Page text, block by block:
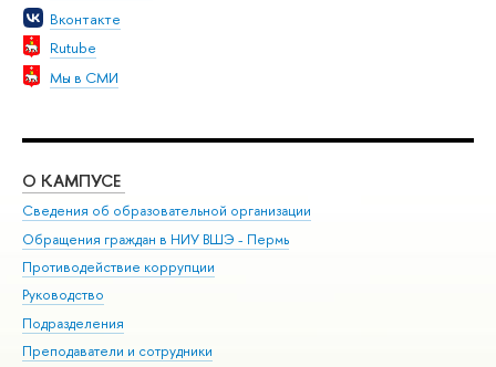
Вконтакте
Rutube
Мы в СМИ
О КАМПУСЕ
Сведения об образовательной организации
Обращения граждан в НИУ ВШЭ - Пермь
Противодействие коррупции
Руководство
Подразделения
Преподаватели и сотрудники